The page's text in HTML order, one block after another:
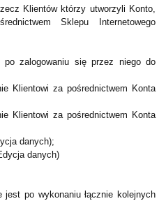
Klientów którzy utworzyli Konto,
Sklepu Internetowego
zalogowaniu się przez niego do
Klientowi za pośrednictwem Konta
Klientowi za pośrednictwem Konta
danych);
danych)
po wykonaniu łącznie kolejnych